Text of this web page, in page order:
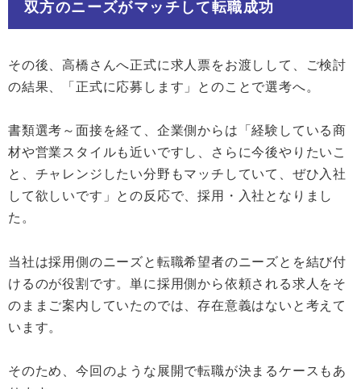
双方のニーズがマッチして転職成功
その後、高橋さんへ正式に求人票をお渡しして、ご検討
の結果、「正式に応募します」とのことで選考へ。
書類選考～面接を経て、企業側からは「経験している商
材や営業スタイルも近いですし、さらに今後やりたいこ
と、チャレンジしたい分野もマッチしていて、ぜひ入社
して欲しいです」との反応で、採用・入社となりまし
た。
当社は採用側のニーズと転職希望者のニーズとを結び付
けるのが役割です。単に採用側から依頼される求人をそ
のままご案内していたのでは、存在意義はないと考えて
います。
そのため、今回のような展開で転職が決まるケースもあ